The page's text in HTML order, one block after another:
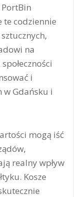
te codziennie
na
i
Gdańsku i
mogą iść
realny wpływ
Kosze